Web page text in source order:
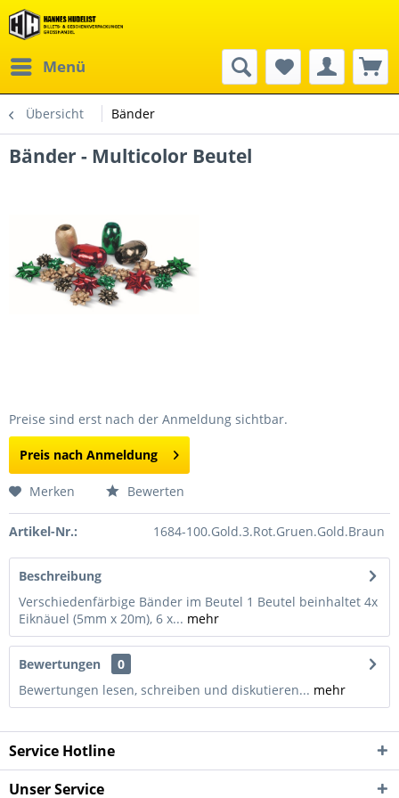
Menü
Übersicht Bänder
Bänder - Multicolor Beutel
Preise sind erst nach der Anmeldung sichtbar.
Preis nach Anmeldung
Merken Bewerten
Artikel-Nr.: 1684-100.Gold.3.Rot.Gruen.Gold.Braun
Beschreibung
Verschiedenfärbige Bänder im Beutel 1 Beutel beinhaltet 4x
Eiknäuel (5mm x 20m), 6 x... mehr
Bewertungen
0
Bewertungen lesen, schreiben und diskutieren... mehr
Service Hotline
Unser Service